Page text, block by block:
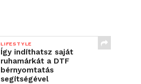
LIFESTYLE
Így indíthatsz saját
ruhamárkát a DTF
bérnyomtatás
segítségével